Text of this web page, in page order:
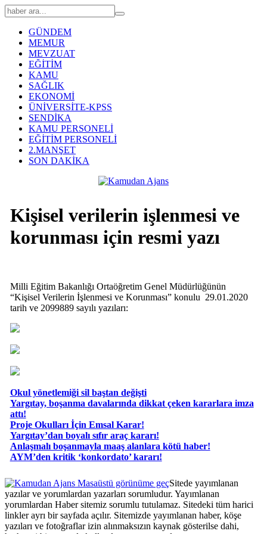
GÜNDEM
MEMUR
MEVZUAT
EĞİTİM
KAMU
SAĞLIK
EKONOMİ
ÜNİVERSİTE-KPSS
SENDİKA
KAMU PERSONELİ
EĞİTİM PERSONELİ
2.MANŞET
SON DAKİKA
Kişisel verilerin işlenmesi ve
korunması için resmi yazı
Milli Eğitim Bakanlığı Ortaöğretim Genel Müdürlüğünün
“Kişisel Verilerin İşlenmesi ve Korunması” konulu 29.01.2020
tarih ve 2099889 sayılı yazıları:
Okul yönetlemiği sil baştan değişti
Yargıtay, boşanma davalarında dikkat çeken kararlara imza
attı!
Proje Okulları İçin Emsal Karar!
Yargıtay’dan boyalı sıfır araç kararı!
Anlaşmalı boşanmayla maaş alanlara kötü haber!
AYM’den kritik ‘konkordato’ kararı!
Masaüstü görünüme geçSitede yayımlanan
yazılar ve yorumlardan yazarları sorumludur. Yayımlanan
yorumlardan Haber sitemiz sorumlu tutulamaz. Sitedeki tüm harici
linkler ayrı bir sayfada açılır. Sitemizde yayımlanan haber, köşe
yazıları ve fotoğraflar izin alınmaksızın kaynak gösterilse dahi,